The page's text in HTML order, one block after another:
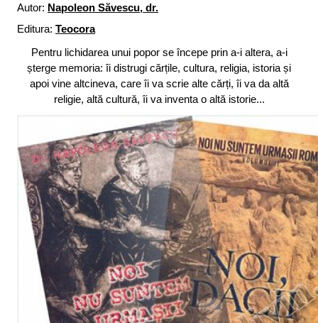
Autor: Napoleon Săvescu, dr.
Editura: Teocora
Pentru lichidarea unui popor se începe prin a-i altera, a-i
șterge memoria: îi distrugi cărțile, cultura, religia, istoria și
apoi vine altcineva, care îi va scrie alte cărți, îi va da altă
religie, altă cultură, îi va inventa o altă istorie...